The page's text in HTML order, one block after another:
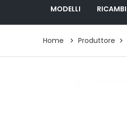
MODELLI RICAMBI
Home Produttore